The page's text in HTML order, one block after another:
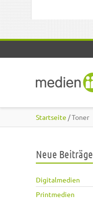
Startseite / Toner
Neue Beiträge
Digitalmedien
Printmedien